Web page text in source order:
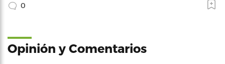
0
Opinión y Comentarios